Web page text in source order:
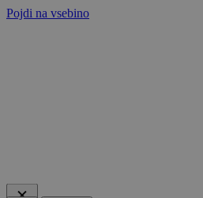
Pojdi na vsebino